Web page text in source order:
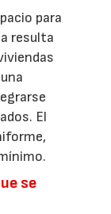
para
resulta
El
se